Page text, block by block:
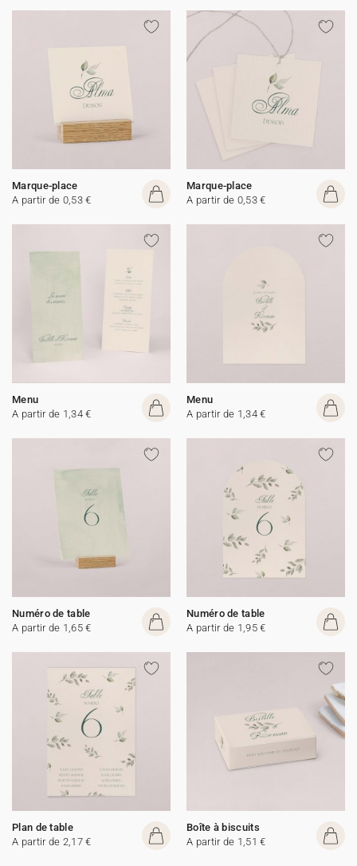
Marque-place
A partir de 0,53 €
Marque-place
A partir de 0,53 €
Menu
A partir de 1,34 €
Menu
A partir de 1,34 €
Numéro de table
A partir de 1,65 €
Numéro de table
A partir de 1,95 €
Plan de table
A partir de 2,17 €
Boîte à biscuits
A partir de 1,51 €